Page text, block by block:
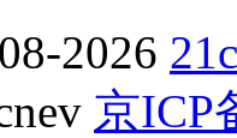
2026
京ICP